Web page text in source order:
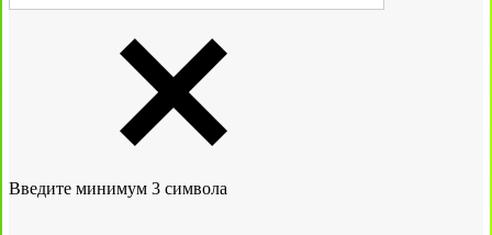
Введите минимум 3 символа